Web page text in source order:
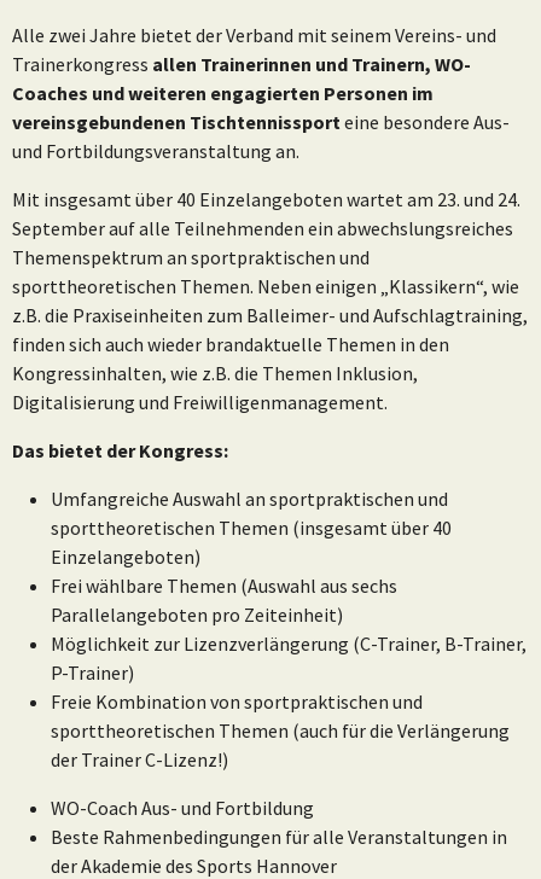
Alle zwei Jahre bietet der Verband mit seinem Vereins- und
Trainerkongress allen Trainerinnen und Trainern, WO-
Coaches und weiteren engagierten Personen im
vereinsgebundenen Tischtennissport eine besondere Aus-
und Fortbildungsveranstaltung an.
Mit insgesamt über 40 Einzelangeboten wartet am 23. und 24.
September auf alle Teilnehmenden ein abwechslungsreiches
Themenspektrum an sportpraktischen und
sporttheoretischen Themen. Neben einigen „Klassikern“, wie
z.B. die Praxiseinheiten zum Balleimer- und Aufschlagtraining,
finden sich auch wieder brandaktuelle Themen in den
Kongressinhalten, wie z.B. die Themen Inklusion,
Digitalisierung und Freiwilligenmanagement.
Das bietet der Kongress:
Umfangreiche Auswahl an sportpraktischen und
sporttheoretischen Themen (insgesamt über 40
Einzelangeboten)
Frei wählbare Themen (Auswahl aus sechs
Parallelangeboten pro Zeiteinheit)
Möglichkeit zur Lizenzverlängerung (C-Trainer, B-Trainer,
P-Trainer)
Freie Kombination von sportpraktischen und
sporttheoretischen Themen (auch für die Verlängerung
der Trainer C-Lizenz!)
WO-Coach Aus- und Fortbildung
Beste Rahmenbedingungen für alle Veranstaltungen in
der Akademie des Sports Hannover